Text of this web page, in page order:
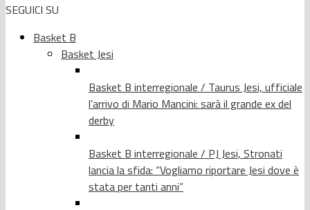
SEGUICI SU
Basket B
Basket Jesi
Basket B interregionale / Taurus Jesi, ufficiale
l’arrivo di Mario Mancini: sarà il grande ex del
derby
Basket B interregionale / PJ Jesi, Stronati
lancia la sfida: “Vogliamo riportare Jesi dove è
stata per tanti anni”